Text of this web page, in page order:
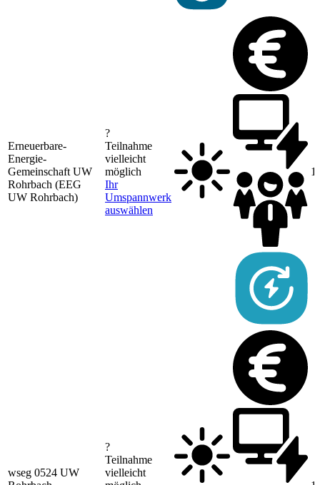
Erneuerbare-
Energie-
Gemeinschaft UW
Rohrbach (EEG
UW Rohrbach)
?
Teilnahme
vielleicht
möglich
Ihr
Umspannwerk
auswählen
wseg 0524 UW
?
Teilnahme
vielleicht